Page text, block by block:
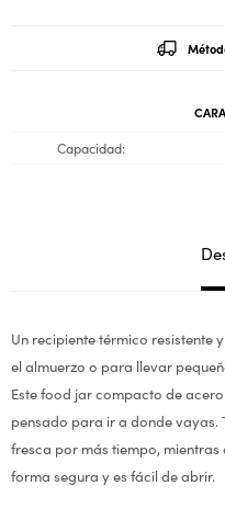
Capacidad
Un recipiente térmico resistente
el almuerzo o para llevar
Este food jar compacto de
pensado para ir a donde vayas.
fresca por más tiempo,
forma segura y es fácil de abrir.